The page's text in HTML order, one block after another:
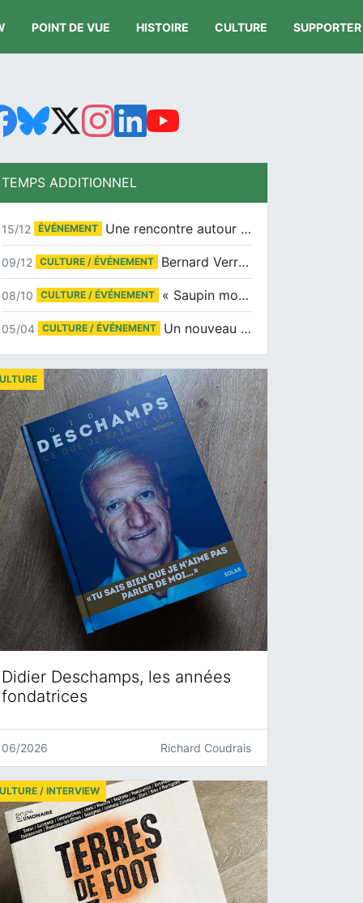
POINT DE VUE HISTOIRE CULTURE SUPPORTER
TEMPS ADDITIONNEL
15/12 ÉVÉNEMENT Une rencontre autour de Jean-Claude Suaudeau
09/12 CULTURE / ÉVÉNEMENT Bernard Verret en dédicaces le samedi 13 décembre à l’Espace Culturel Atlantis
08/10 CULTURE / ÉVÉNEMENT « Saupin mon amour » au salon du livre de Trentemoult
05/04 CULTURE / ÉVÉNEMENT Un nouveau tirage pour le Docu-BD
Didier Deschamps, les années
fondatrices
06/2026 Richard Coudrais
/ INTERVIEW